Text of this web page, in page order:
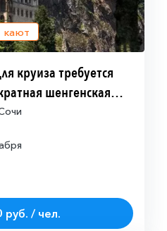
кают
круиза требуется
шенгенская
руб. / чел.